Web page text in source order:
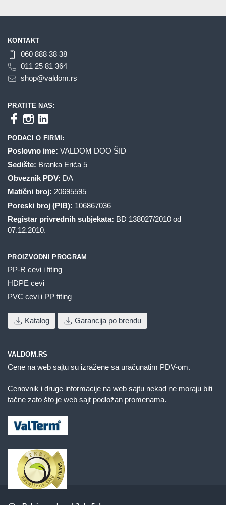
KONTAKT
060 888 38 38
011 25 81 364
shop@valdom.rs
PRATITE NAS:
PODACI O FIRMI:
Poslovno ime: VALDOM DOO ŠID
Sedište: Branka Erića 5
Obveznik PDV: DA
Matični broj: 20695595
Poreski broj (PIB): 106867036
Registar privrednih subjekata: BD 138027/2010 od
07.12.2010.
PROIZVODNI PROGRAM
PP-R cevi i fiting
HDPE cevi
PVC cevi i PP fiting
Katalog Garancija po brendu
VALDOM.RS
Cene na web sajtu su izražene sa uračunatim PDV-om.
Cenovnik i druge informacije na web sajtu nekad ne moraju biti
tačne zato što je web sajt podložan promenama.